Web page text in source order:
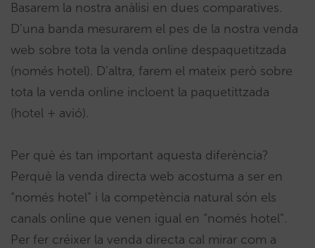
Basarem la nostra anàlisi en dues comparatives.
D’una banda mesurarem el pes de la nostra venda
web sobre tota la venda online despaquetitzada
(només hotel). D’altra, farem el mateix però sobre
tota la venda online incloent la paquetittzada
(hotel + avió).
Per què és tan important aquesta diferència?
Perquè la venda directa web acostuma a ser en
“només hotel” i la competència natural són els
canals online que venen igual en “només hotel”.
Per fer créixer la venda directa cal mirar com a